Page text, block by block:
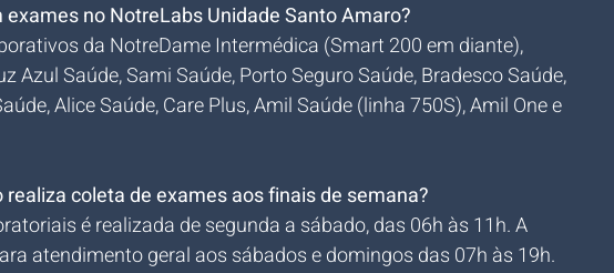
no NotreLabs Unidade Santo Amaro?
da NotreDame Intermédica (Smart 200 em diante),
Azul Saúde, Sami Saúde, Porto Seguro Saúde, Bradesco Saúde,
Alice Saúde, Care Plus, Amil Saúde (linha 750S), Amil One e
coleta de exames aos finais de semana?
é realizada de segunda a sábado, das 06h às 11h. A
atendimento geral aos sábados e domingos das 07h às 19h.